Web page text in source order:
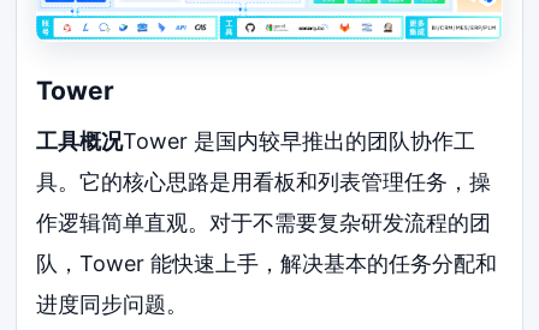
Tower
工具概况Tower 是国内较早推出的团队协作工
具。它的核心思路是用看板和列表管理任务，操
作逻辑简单直观。对于不需要复杂研发流程的团
队，Tower 能快速上手，解决基本的任务分配和
进度同步问题。